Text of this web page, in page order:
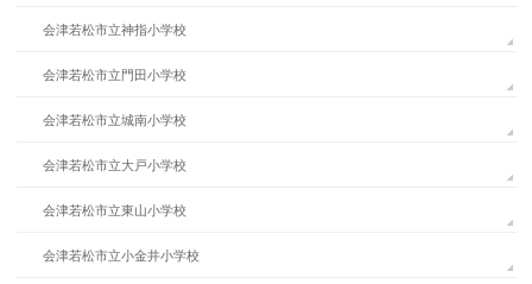
会津若松市立神指小学校
会津若松市立門田小学校
会津若松市立城南小学校
会津若松市立大戸小学校
会津若松市立東山小学校
会津若松市立小金井小学校